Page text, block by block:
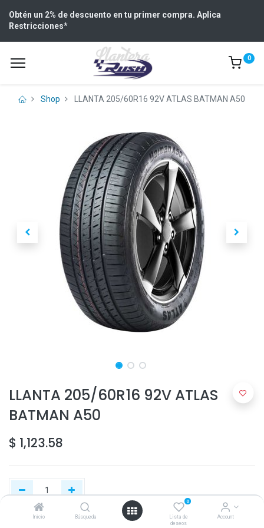
Inicio Búsqueda
0
Lista de
deseos
Account
Obtén un 2% de descuento en tu primer compra. Aplica
Restricciones*
0
Shop LLANTA 205/60R16 92V ATLAS BATMAN A50
LLANTA 205/60R16 92V ATLAS
BATMAN A50
$ 1,123.58